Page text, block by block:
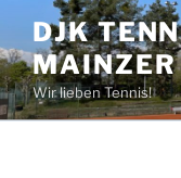
Inhalt
springen
DJK
MAINZER
Wir lieben Tennis!